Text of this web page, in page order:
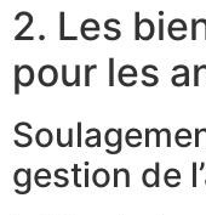
2. Les
pour les
gestion de